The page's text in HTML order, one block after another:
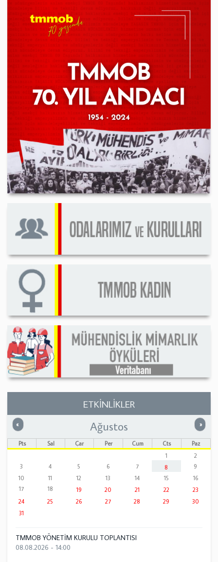
ETKİNLİKLER
« Önceki »
Ağustos
Pts Sal Çar Per Cum Cts
Paz
1
2
3
4 5 6 7 8
9
10
11 12 13 14 15
16
17
18 19 20 21 22
23
24
25 26 27 28 29
30
31
TMMOB YÖNETİM KURULU TOPLANTISI
08.08.2026 - 14:00